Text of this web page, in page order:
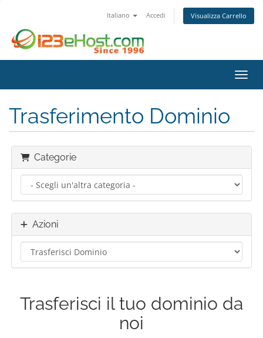
Italiano Accedi Visualizza Carrello
Trasferimento Dominio
Categorie
Azioni
Trasferisci il tuo dominio da
noi